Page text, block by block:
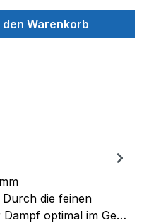
den
den Warenkorb
die feinen
optimal im Ge…